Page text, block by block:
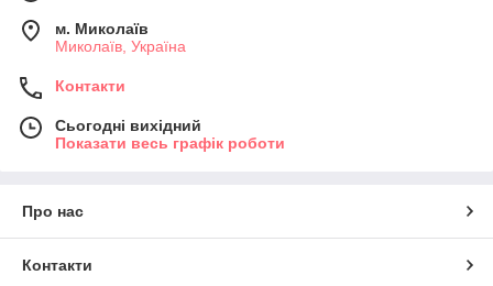
м. Миколаїв
Миколаїв, Україна
Контакти
Сьогодні вихідний
Показати весь графік роботи
Про нас
Контакти